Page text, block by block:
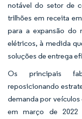
notável do setor de
trilhões em receita
para a expansão do
elétricos, à medida
soluções de entrega
Os principais
reposicionando
demanda por
em março de 2022